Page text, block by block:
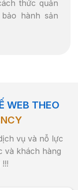
thức quản
hành sản
WEB THEO
vụ và nỗ lực
và khách hàng